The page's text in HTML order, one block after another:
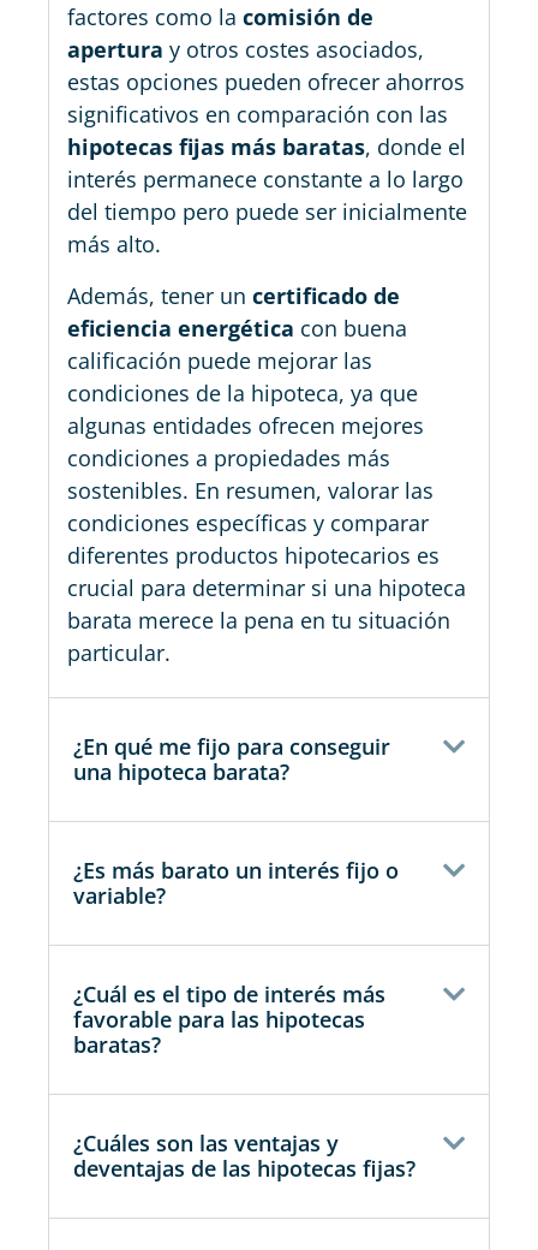
factores como la comisión de
apertura y otros costes asociados,
estas opciones pueden ofrecer ahorros
significativos en comparación con las
hipotecas fijas más baratas, donde el
interés permanece constante a lo largo
del tiempo pero puede ser inicialmente
más alto.
Además, tener un certificado de
eficiencia energética con buena
calificación puede mejorar las
condiciones de la hipoteca, ya que
algunas entidades ofrecen mejores
condiciones a propiedades más
sostenibles. En resumen, valorar las
condiciones específicas y comparar
diferentes productos hipotecarios es
crucial para determinar si una hipoteca
barata merece la pena en tu situación
particular.
¿En qué me fijo para conseguir
una hipoteca barata?
¿Es más barato un interés fijo o
variable?
¿Cuál es el tipo de interés más
favorable para las hipotecas
baratas?
¿Cuáles son las ventajas y
deventajas de las hipotecas fijas?